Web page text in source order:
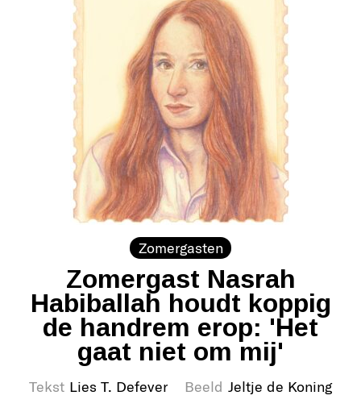
Zomergasten
Zomergast Nasrah
Habiballah houdt koppig
de handrem erop: 'Het
gaat niet om mij'
Tekst Lies T. Defever Beeld Jeltje de Koning